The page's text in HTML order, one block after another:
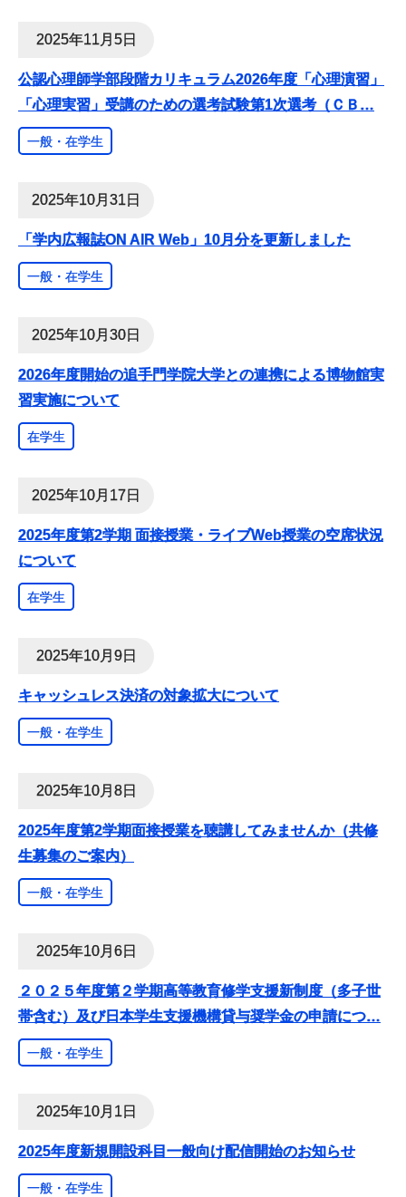
2025年11月5日
公認心理師学部段階カリキュラム2026年度「心理演習」
「心理実習」受講のための選考試験第1次選考（ＣＢ …
一般・在学生
2025年10月31日
「学内広報誌ON AIR Web」10月分を更新しました
一般・在学生
2025年10月30日
2026年度開始の追手門学院大学との連携による博物館実
習実施について
在学生
2025年10月17日
2025年度第2学期 面接授業・ライブWeb授業の空席状況
について
在学生
2025年10月9日
キャッシュレス決済の対象拡大について
一般・在学生
2025年10月8日
2025年度第2学期面接授業を聴講してみませんか（共修
生募集のご案内）
一般・在学生
2025年10月6日
２０２５年度第２学期高等教育修学支援新制度（多子世
帯含む）及び日本学生支援機構貸与奨学金の申請につ…
一般・在学生
2025年10月1日
2025年度新規開設科目一般向け配信開始のお知らせ
一般・在学生